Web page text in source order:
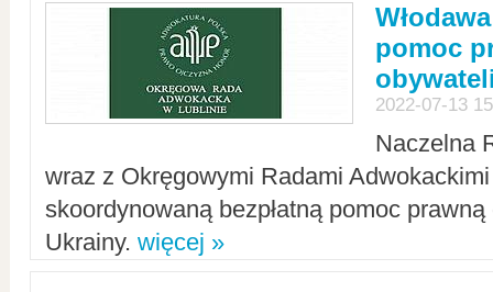
pomoc
2022-07-13
Naczelna
wraz z Okręgowymi Radami Adwokackimi
skoordynowaną bezpłatną pomoc
Ukrainy. więcej »